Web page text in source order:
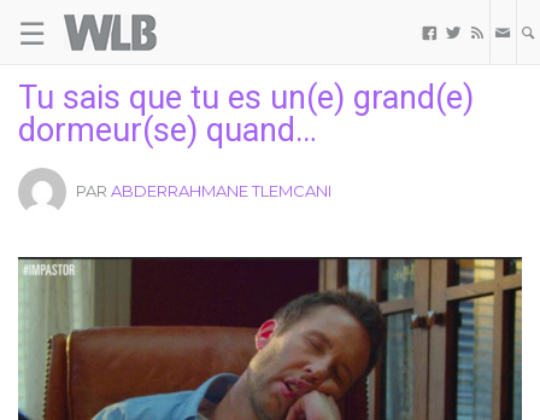
☰   
Tu sais que tu es un(e) grand(e)
dormeur(se) quand…
PAR ABDERRAHMANE TLEMCANI